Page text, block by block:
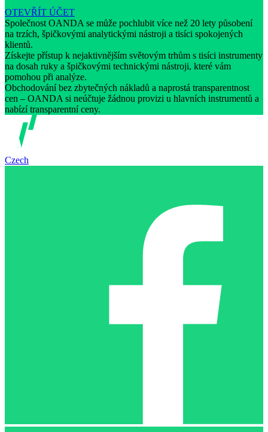
OTEVŘÍT ÚČET
Společnost OANDA se může pochlubit více než 20 lety působení
na trzích, špičkovými analytickými nástroji a tisíci spokojených
klientů.
Získejte přístup k nejaktivnějším světovým trhům s tisíci instrumenty
na dosah ruky a špičkovými technickými nástroji, které vám
pomohou při analýze.
Obchodování bez zbytečných nákladů a naprostá transparentnost
cen – OANDA si neúčtuje žádnou provizi u hlavních instrumentů a
nabízí transparentní ceny.
Czech